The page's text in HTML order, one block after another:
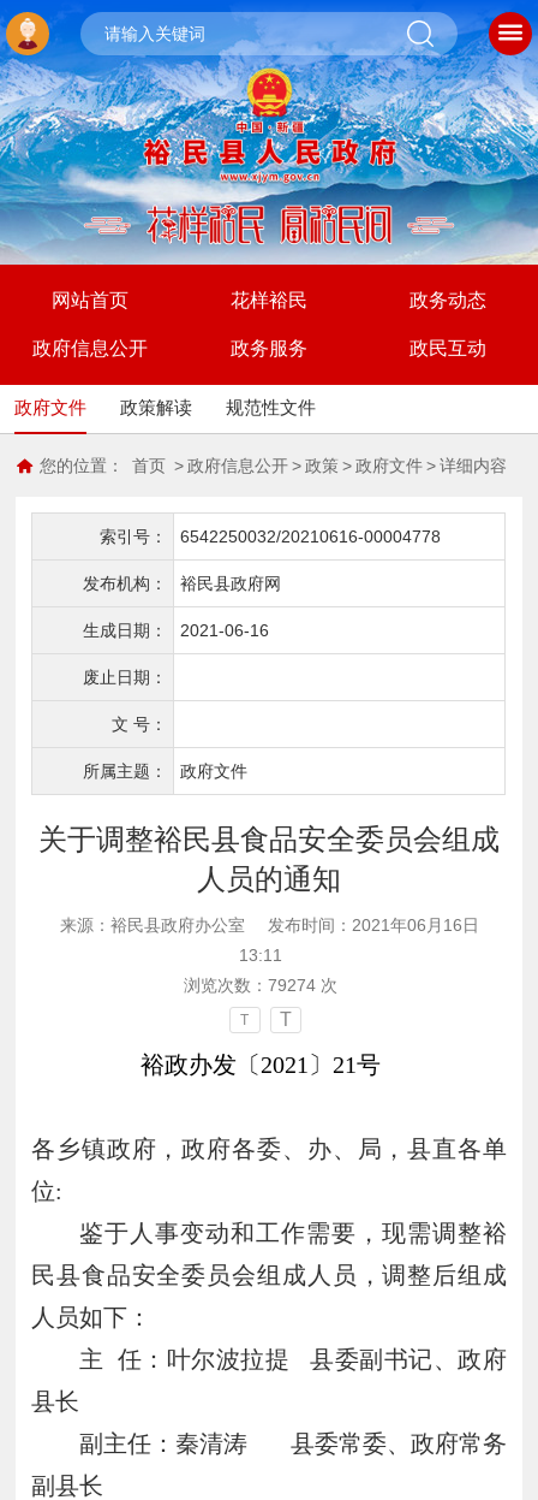
网站首页 花样裕民 政务动态
政府信息公开 政务服务 政民互动
政府文件 政策解读 规范性文件
您的位置： 首页 > 政府信息公开 > 政策 > 政府文件 > 详细内容
索引号： 6542250032/20210616-00004778
发布机构： 裕民县政府网
生成日期： 2021-06-16
废止日期：
文 号：
所属主题： 政府文件
关于调整裕民县食品安全委员会组成
人员的通知
来源：裕民县政府办公室
发布时间：2021年06月16日
13:11
浏览次数： 79274次
T T
裕政办发〔2021 〕 21号
各乡镇政府，政府各委、办、局，县直各单
位:
鉴于人事变动和工作需要，现需调整裕
民县食品安全委员会组成人员 ，调整后组成
人员如下：
主 任：叶尔波拉提
县委副书记、政府
县长
副主任：秦清涛
县委常委、政府常务
副县长